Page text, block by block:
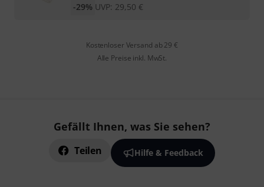
UVP: 29,50 €
-29%
Kostenloser Versand ab 29 €
Alle Preise inkl. MwSt.
Gefällt Ihnen, was Sie sehen?
Teilen Hilfe & Feedback